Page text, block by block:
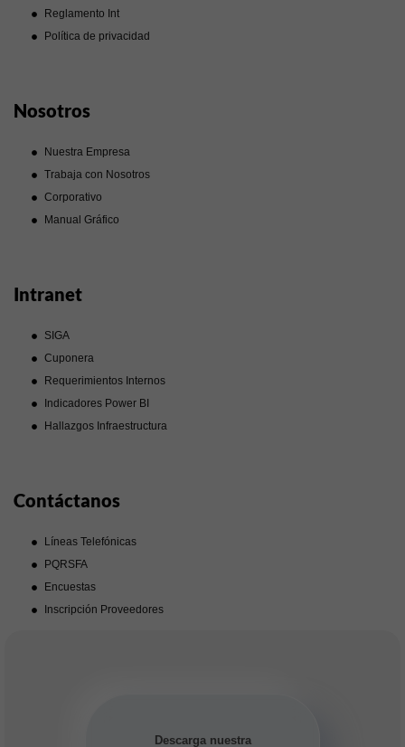
Reglamento Int
Política de privacidad
Nosotros
Nuestra Empresa
Trabaja con Nosotros
Corporativo
Manual Gráfico
Intranet
SIGA
Cuponera
Requerimientos Internos
Indicadores Power BI
Hallazgos Infraestructura
Contáctanos
Líneas Telefónicas
PQRSFA
Encuestas
Inscripción Proveedores
Descarga nuestra